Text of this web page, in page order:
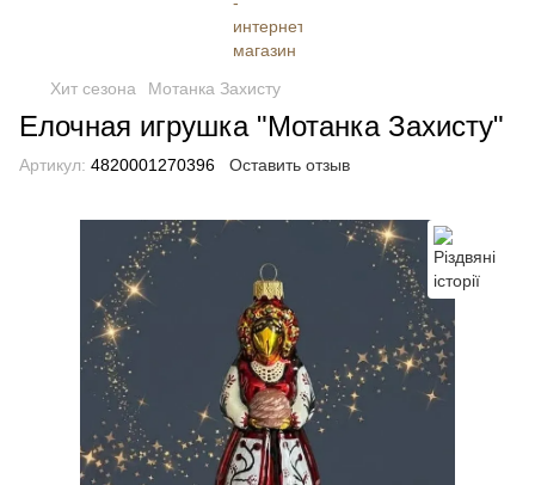
Хит сезона Мотанка Захисту
Елочная игрушка "Мотанка Захисту"
Артикул: 4820001270396 Оставить отзыв